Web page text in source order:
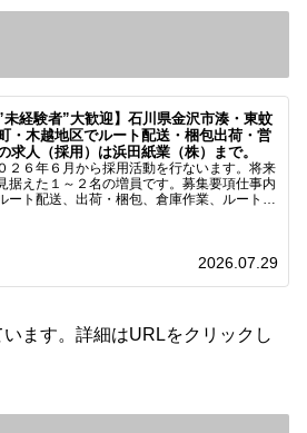
”未経験者”大歓迎】石川県金沢市湊・東蚊
・木越地区でルート配送・梱包出荷・営
求人（採用）は浜田紙業（株）まで。
２６年６月から採用活動を行ないます。将来
据えた１～２名の増員です。募集要項仕事内
ート配送、出荷・梱包、倉庫作業、ルート営
2026.07.29
ます。詳細はURLをクリックし